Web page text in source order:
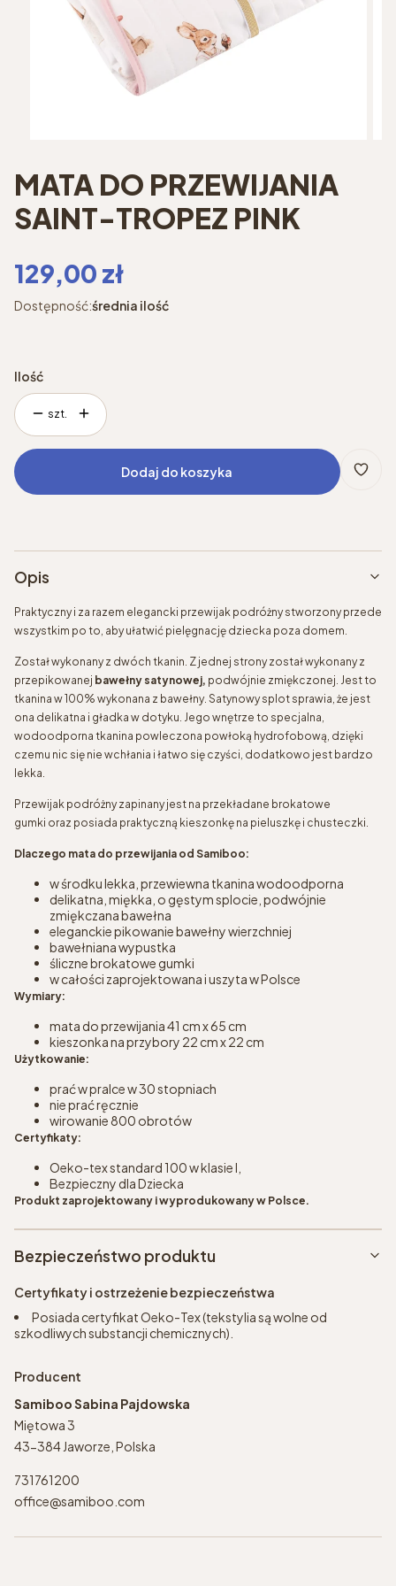
MATA DO PRZEWIJANIA
SAINT-TROPEZ PINK
Cena
129,00 zł
Dostępność:średnia ilość
Ilość
szt.
Dodaj do koszyka
Opis
Praktyczny i za razem elegancki przewijak podróżny stworzony przede
wszystkim po to, aby ułatwić pielęgnację dziecka poza domem.
Został wykonany z dwóch tkanin. Z jednej strony został wykonany z
przepikowanej bawełny satynowej, podwójnie zmiękczonej. Jest to
tkanina w 100% wykonana z bawełny. Satynowy splot sprawia, że jest
ona delikatna i gładka w dotyku. Jego wnętrze to specjalna,
wodoodporna tkanina powleczona powłoką hydrofobową, dzięki
czemu nic się nie wchłania i łatwo się czyści, dodatkowo jest bardzo
lekka.
Przewijak podróżny zapinany jest na przekładane brokatowe
gumki oraz posiada praktyczną kieszonkę na pieluszkę i chusteczki.
Dlaczego mata do przewijania od Samiboo:
w środku lekka, przewiewna tkanina wodoodporna
delikatna, miękka, o gęstym splocie, podwójnie
zmiękczana bawełna
eleganckie pikowanie bawełny wierzchniej
bawełniana wypustka
śliczne brokatowe gumki
w całości zaprojektowana i uszyta w Polsce
Wymiary:
mata do przewijania 41 cm x 65 cm
kieszonka na przybory 22 cm x 22 cm
Użytkowanie:
prać w pralce w 30 stopniach
nie prać ręcznie
wirowanie 800 obrotów
Certyfikaty:
Oeko-tex standard 100 w klasie I,
Bezpieczny dla Dziecka
Produkt zaprojektowany i wyprodukowany w Polsce.
Bezpieczeństwo produktu
Certyfikaty i ostrzeżenie bezpieczeństwa
Posiada certyfikat Oeko-Tex (tekstylia są wolne od
szkodliwych substancji chemicznych).
Producent
Samiboo Sabina Pajdowska
Miętowa 3
43-384 Jaworze, Polska
731761200
office@samiboo.com